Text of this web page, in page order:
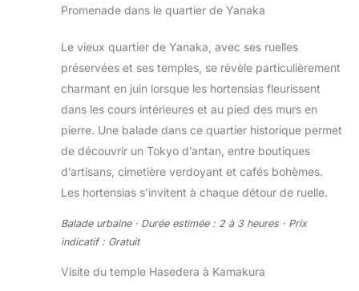
Promenade dans le quartier de Yanaka
Le vieux quartier de Yanaka, avec ses ruelles
préservées et ses temples, se révèle particulièrement
charmant en juin lorsque les hortensias fleurissent
dans les cours intérieures et au pied des murs en
pierre. Une balade dans ce quartier historique permet
de découvrir un Tokyo d’antan, entre boutiques
d’artisans, cimetière verdoyant et cafés bohèmes.
Les hortensias s’invitent à chaque détour de ruelle.
Balade urbaine · Durée estimée : 2 à 3 heures · Prix
indicatif : Gratuit
Visite du temple Hasedera à Kamakura